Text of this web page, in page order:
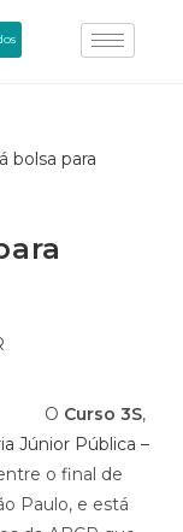
O Curso 3S,
Júnior Pública –
o final de
Paulo, e está